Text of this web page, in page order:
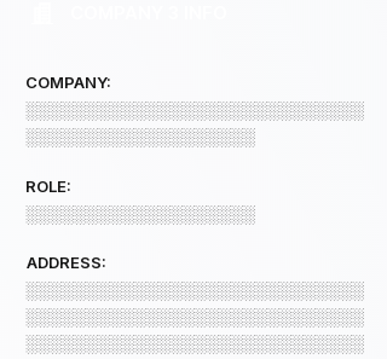
COMPANY:
░░░░░░░░░░░░░░░░░░░░░░░░░░░░
░░░░░░░░░░░░░░░░░░░
ROLE:
░░░░░░░░░░░░░░░░░░░
ADDRESS:
░░░░░░░░░░░░░░░░░░░░░░░░░░░░
░░░░░░░░░░░░░░░░░░░░░░░░░░░░
░░░░░░░░░░░░░░░░░░░░░░░░░░░░